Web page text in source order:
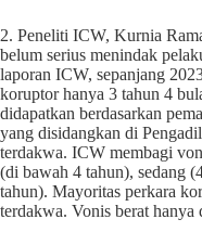
2. Peneliti ICW, Kurnia
belum serius menindak
laporan ICW, sepanjang
koruptor hanya 3 tahun 4
didapatkan berdasarkan
yang disidangkan di
terdakwa. ICW membagi
(di bawah 4 tahun), sedang
tahun). Mayoritas perkara
terdakwa. Vonis berat hanya